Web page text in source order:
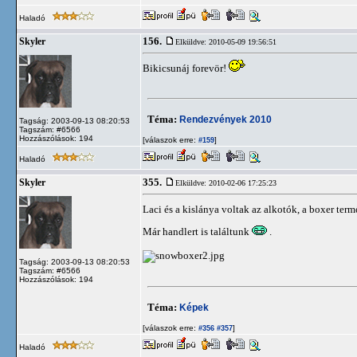
Haladó
Skyler
Tagság: 2003-09-13 08:20:53
Tagszám: #6566
Hozzászólások: 194
156. Elküldve: 2010-05-09 19:56:51
Bikicsunáj forevör!
Téma: Rendezvények 2010
[válaszok erre: #159]
Haladó
Skyler
Tagság: 2003-09-13 08:20:53
Tagszám: #6566
Hozzászólások: 194
355. Elküldve: 2010-02-06 17:25:23
Laci és a kislánya voltak az alkotók, a boxer
Már handlert is találtunk
Téma: Képek
[válaszok erre: #356 #357]
Haladó